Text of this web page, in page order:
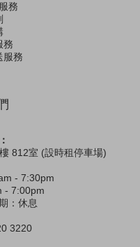
務
務
服務
812室 (設時租停車場)
- 7:30pm
- 7:00pm
：休息
3220